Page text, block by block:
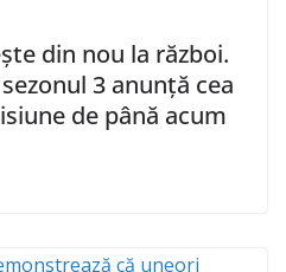
din nou la război.
3 anunță cea
de până acum